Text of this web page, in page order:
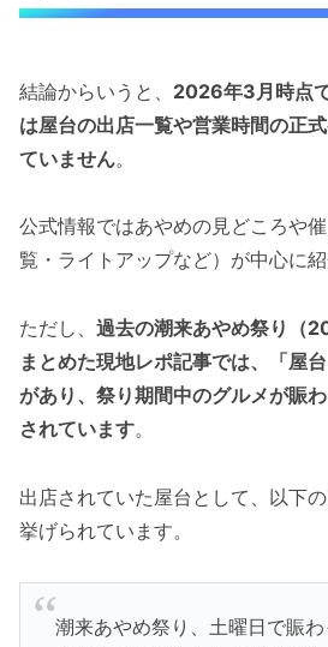
結論からいうと、 2026年3月時点
は屋台の出店一覧や営業時間の正
ていません。
公式情報ではあやめの見どころや
覧・ライトアップなど）が中心に紹
ただし、 過去の潮来あやめ祭り（
まとめた現地レポ記事では、「屋
があり、祭り期間中のグルメが賑
されています。
出店されていた屋台として、以下
挙げられています。
潮来あやめ祭り、土曜日で賑